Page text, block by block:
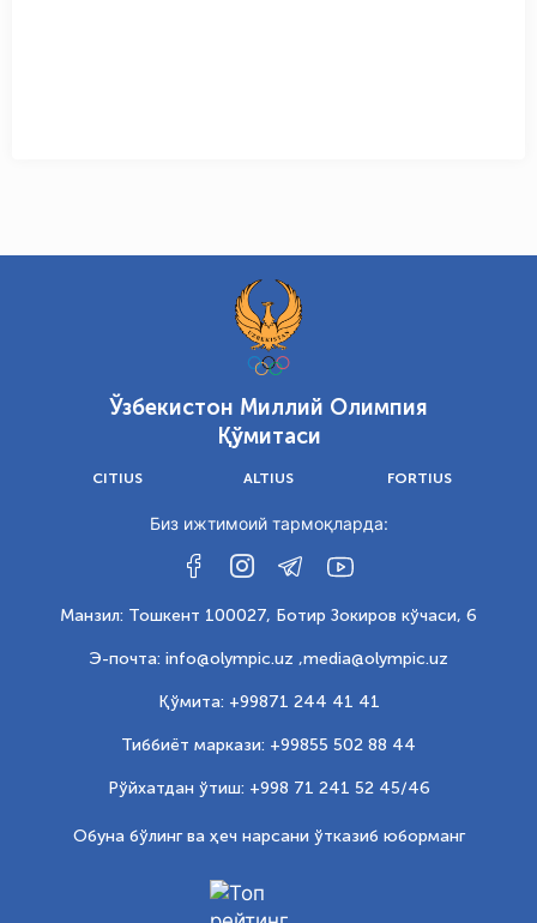
Ўзбекистон Миллий Олимпия
Қўмитаси
CITIUS ALTIUS FORTIUS
Биз ижтимоий тармоқларда:
Манзил: Тошкент 100027, Ботир Зокиров кўчаси, 6
Э-почта: info@olympic.uz ,media@olympic.uz
Қўмита: +99871 244 41 41
Тиббиёт маркази: +99855 502 88 44
Рўйхатдан ўтиш: +998 71 241 52 45/46
Обуна бўлинг ва ҳеч нарсани ўтказиб юборманг